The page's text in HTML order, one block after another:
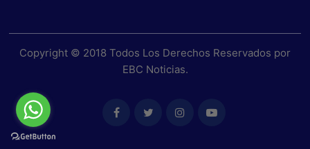
Copyright © 2018 Todos Los Derechos Reservados por
EBC Noticias.